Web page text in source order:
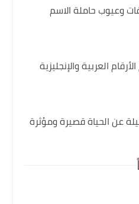
وعيوب حاملة الاسم
الأرقام العربية والإنجليزية